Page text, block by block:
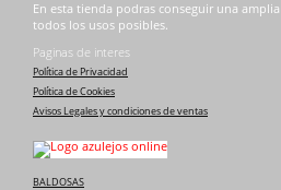
En esta tienda podras conseguir una
todos los usos posibles.
Paginas de interes
Política de Privacidad
Política de Cookies
Avisos Legales y condiciones de ventas
BALDOSAS